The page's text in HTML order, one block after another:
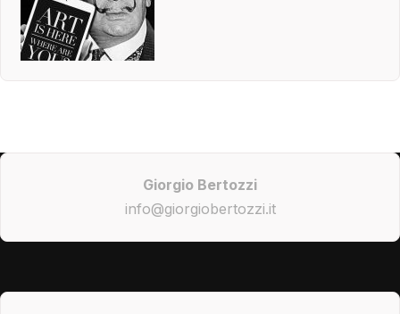
Giorgio Bertozzi
info@giorgiobertozzi.it